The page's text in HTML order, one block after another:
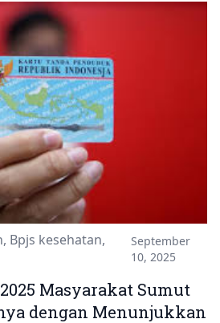
, Bpjs kesehatan,
September
10, 2025
Masyarakat Sumut
dengan Menunjukkan